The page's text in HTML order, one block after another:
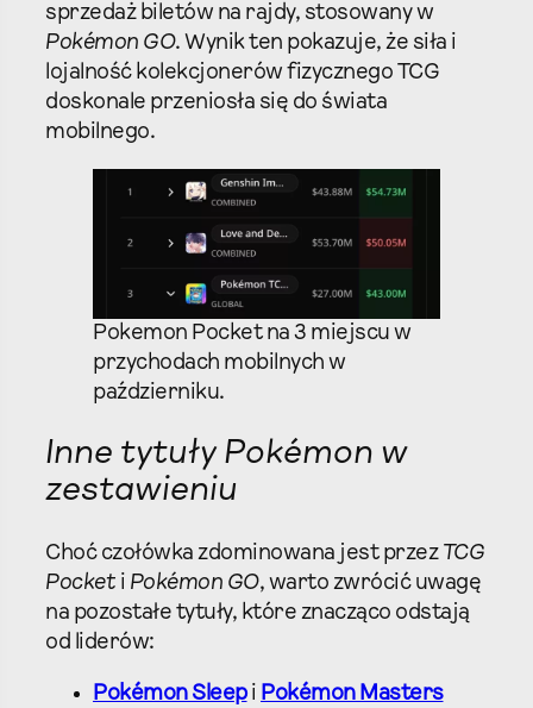
sprzedaż biletów na rajdy, stosowany w
Pokémon GO. Wynik ten pokazuje, że siła i
lojalność kolekcjonerów fizycznego TCG
doskonale przeniosła się do świata
mobilnego.
Pokemon Pocket na 3 miejscu w
przychodach mobilnych w
październiku.
Inne tytuły Pokémon w
zestawieniu
Choć czołówka zdominowana jest przez TCG
Pocket i Pokémon GO, warto zwrócić uwagę
na pozostałe tytuły, które znacząco odstają
od liderów:
Pokémon Sleepi Pokémon Masters